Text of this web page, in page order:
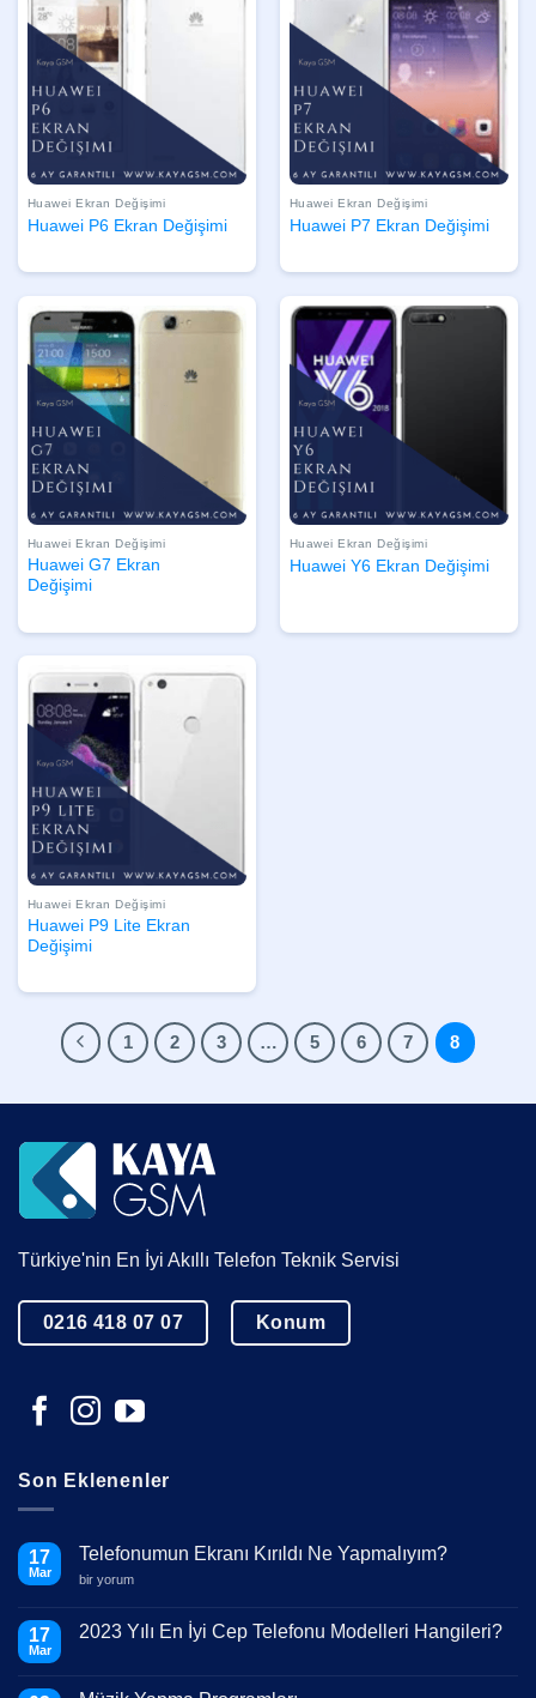
Huawei Ekran Değişimi
Huawei P6 Ekran Değişimi
Huawei Ekran Değişimi
Huawei P7 Ekran Değişimi
Huawei Ekran Değişimi
Huawei G7 Ekran
Değişimi
Huawei Ekran Değişimi
Huawei Y6 Ekran Değişimi
Huawei Ekran Değişimi
Huawei P9 Lite Ekran
Değişimi
1 2 3 … 5 6 7 8
Türkiye'nin En İyi Akıllı Telefon Teknik Servisi
0216 418 07 07 Konum
Son Eklenenler
17
Mar
Telefonumun Ekranı Kırıldı Ne Yapmalıyım?
Telefonumun
Ne
Yapmalıyım?
bir yorum
17
Mar
2023 Yılı En İyi Cep Telefonu Modelleri Hangileri?